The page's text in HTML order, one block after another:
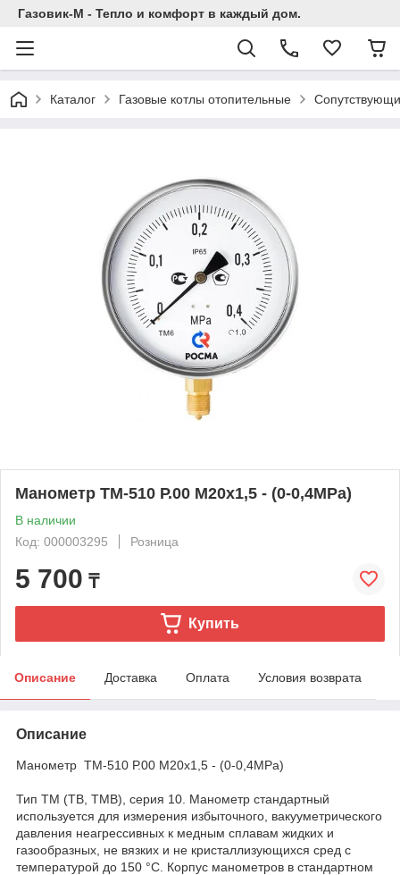
Газовик-М - Тепло и комфорт в каждый дом.
Каталог Газовые котлы отопительные
Манометр ТМ-510 Р.00 М20х1,5 - (0-0,4МРа)
В наличии
Код: 000003295
Розница
5 700 ₸
Купить
Описание Доставка Оплата Условия возврата
Описание
Манометр ТМ-510 Р.00 М20х1,5 - (0-0,4МРа)
Тип ТМ (ТВ, ТМВ), серия 10. Манометр стандартный
используется для измерения избыточного, вакууметрического
давления неагресcивных к медным сплавам жидких и
газообразных, не вязких и не кристаллизующихся сред с
температурой до 150 °C. Корпус манометров в стандартном